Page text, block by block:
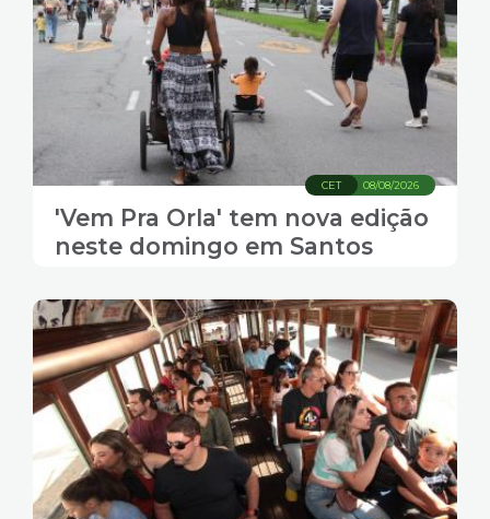
08/08/2026
CET
'Vem Pra Orla' tem nova edição
neste domingo em Santos